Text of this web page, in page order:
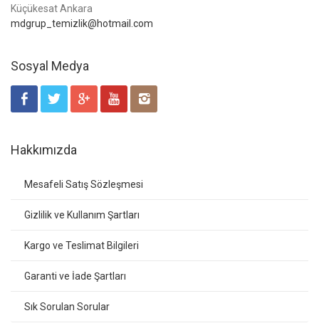
Küçükesat Ankara
mdgrup_temizlik@hotmail.com
Sosyal Medya
Hakkımızda
Mesafeli Satış Sözleşmesi
Gizlilik ve Kullanım Şartları
Kargo ve Teslimat Bilgileri
Garanti ve İade Şartları
Sık Sorulan Sorular